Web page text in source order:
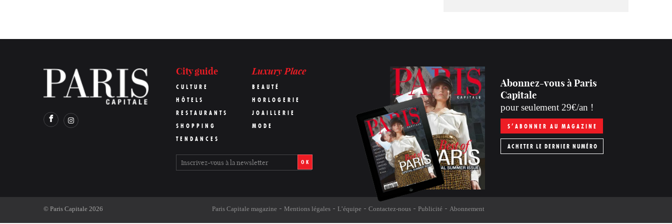
City guide
CULTURE
HÔTELS
RESTAURANTS
SHOPPING
TENDANCES
Luxury Place
BEAUTÉ
HORLOGERIE
JOAILLERIE
MODE
OK
Abonnez-vous à Paris
Capitale
pour seulement 29€/an !
S’ABONNER AU MAGAZINE
ACHETER LE DERNIER NUMÉRO
© Paris Capitale 2026 Paris Capitale magazine Mentions légales L’équipe Contactez-nous Publicité Abonnement